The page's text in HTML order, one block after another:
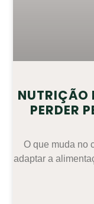
NUTRIÇÃO
PERDER
O que muda no
adaptar a